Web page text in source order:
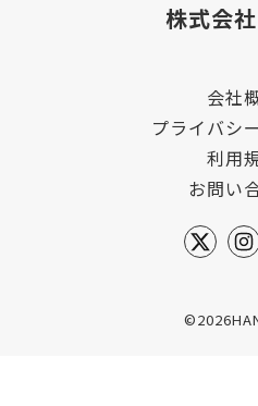
株式会
会社
プライバシ
利用
お問い